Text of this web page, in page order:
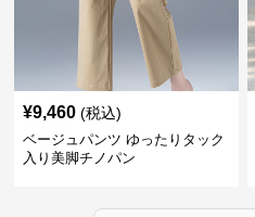
¥9,460 (税込)
ベージュパンツ ゆったりタック
入り美脚チノパン